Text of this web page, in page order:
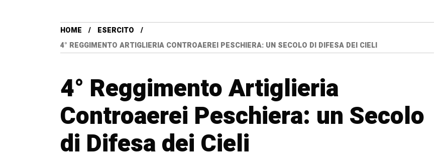
HOME
ESERCITO
4° REGGIMENTO ARTIGLIERIA CONTROAEREI PESCHIERA: UN SECOLO DI DIFESA DEI CIELI
4° Reggimento Artiglieria
Controaerei Peschiera: un Secolo
di Difesa dei Cieli